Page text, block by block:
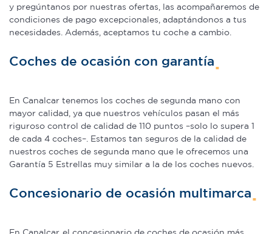
y pregúntanos por nuestras ofertas, las acompañaremos de
condiciones de pago excepcionales, adaptándonos a tus
necesidades. Además, aceptamos tu coche a cambio.
Coches de ocasión con garantía
En Canalcar tenemos los coches de segunda mano con
mayor calidad, ya que nuestros vehículos pasan el más
riguroso control de calidad de 110 puntos –solo lo supera 1
de cada 4 coches–. Estamos tan seguros de la calidad de
nuestros coches de segunda mano que le ofrecemos una
Garantía 5 Estrellas muy similar a la de los coches nuevos.
Concesionario de ocasión multimarca